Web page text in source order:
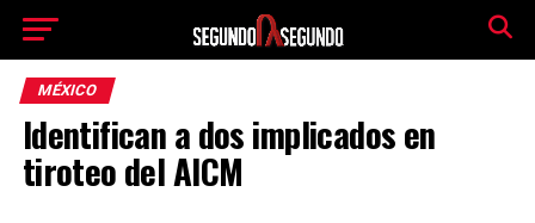
MÉXICO
Identifican a dos implicados en
tiroteo del AICM